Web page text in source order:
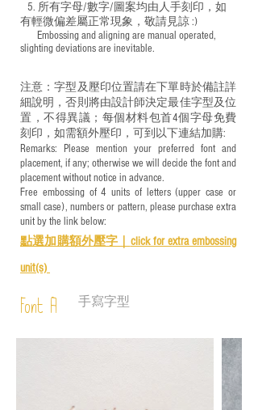
5. 所有字母/數字/圖案均由人手刻印，如
有輕微偏差屬正常現象，敬請見諒 :)
​ Embossing and aligning are manual operated,
slighting deviations are inevitable.
注意：字型及壓印位置請在下單時於備註詳
細說明，否則將由設計師決定最佳字型及位
置，不得異議；每個材料包首4個字母免費
刻印，如需額外壓印，可到以下連結加購:
Remarks: Please mention your preferred font and
placement, if any; otherwise we will decide the font and
placement without notice in advance.
Free embossing of 4 units of letters (upper case or
small case), numbers or pattern, please purchase extra
unit by the link below:
點選加購額外壓字｜ click for extra embossing
unit(s)
Font A 手寫字型